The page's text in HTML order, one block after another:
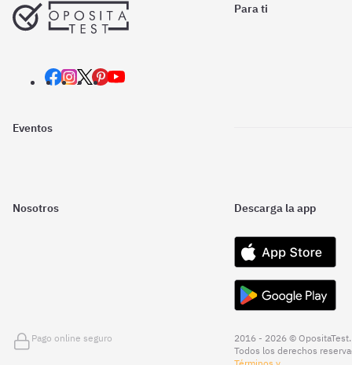
Para ti
Eventos
Nosotros Descarga la app
Pago online seguro
2016 - 2026 © OpositaTest.
Todos los derechos